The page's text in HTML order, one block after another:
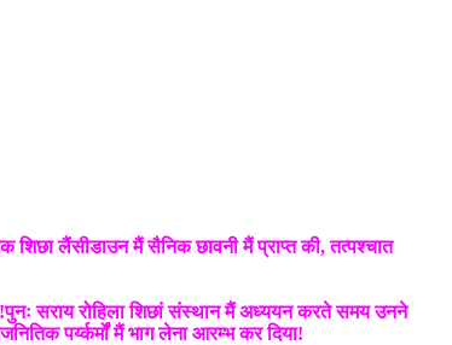
शिछा लैंसीडाउन मैं सैनिक छावनी मैं प्राप्त की, तत्पश्चात
सराय रोहिला शिछां संस्थान मैं अध्ययन करते समय उनने
पर्य्कर्मों मैं भाग लेना आरम्भ कर दिया!